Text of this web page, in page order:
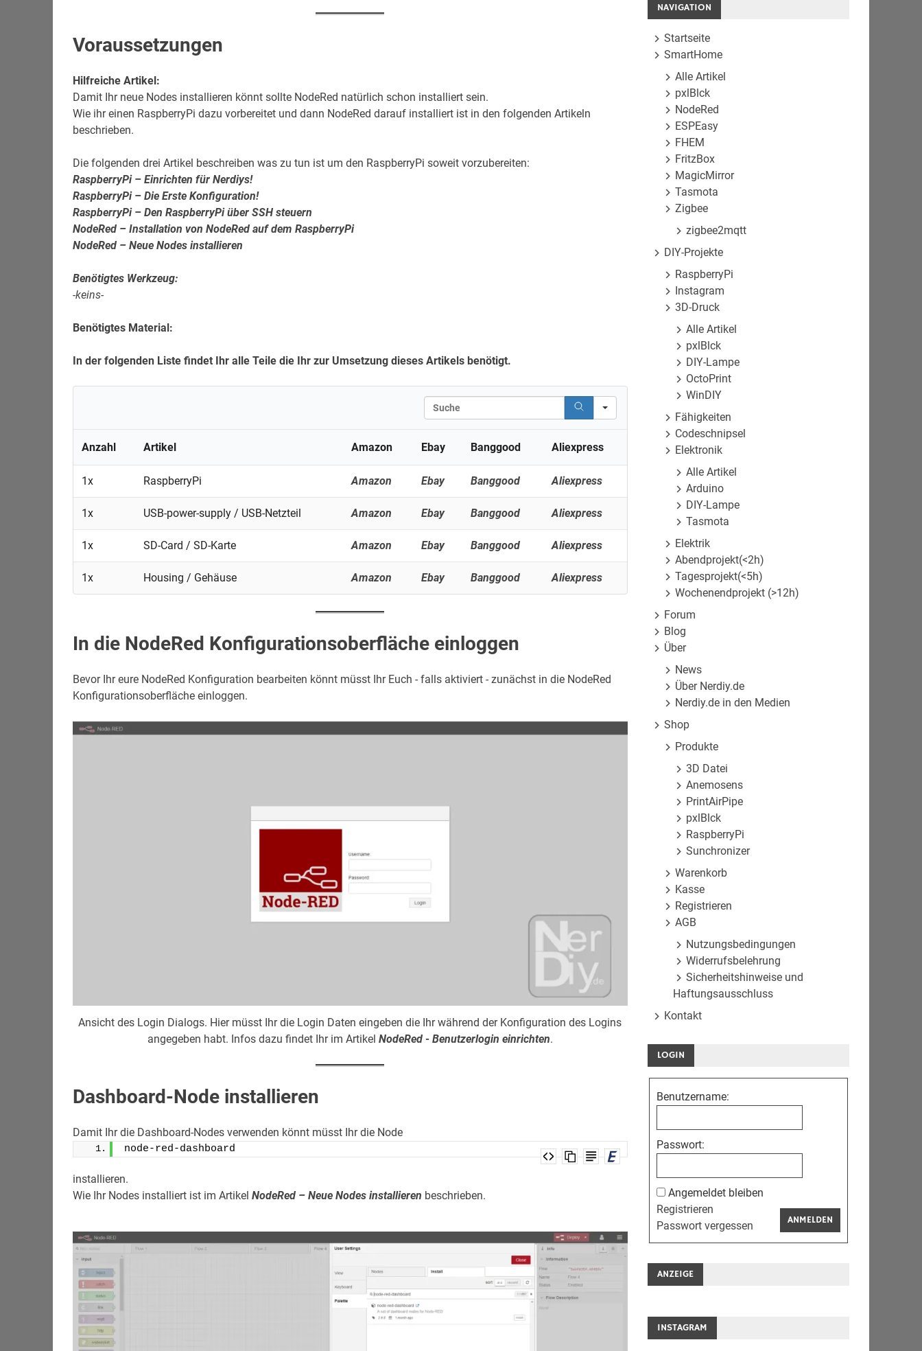
Voraussetzungen
Hilfreiche Artikel:
Damit Ihr neue Nodes installieren könnt sollte NodeRed natürlich schon installiert sein.
Wie ihr einen RaspberryPi dazu vorbereitet und dann NodeRed darauf installiert ist in den folgenden Artikeln
beschrieben.
Die folgenden drei Artikel beschreiben was zu tun ist um den RaspberryPi soweit vorzubereiten:
RaspberryPi – Einrichten für Nerdiys!
RaspberryPi – Die Erste Konfiguration!
RaspberryPi – Den RaspberryPi über SSH steuern
NodeRed – Installation von NodeRed auf dem RaspberryPi
NodeRed – Neue Nodes installieren
Benötigtes Werkzeug:
-keins-
Benötigtes Material:
In der folgenden Liste findet Ihr alle Teile die Ihr zur Umsetzung dieses Artikels benötigt.
Search
Anzahl Artikel Amazon Ebay Banggood Aliexpress
1x RaspberryPi Amazon Ebay Banggood Aliexpress
1x USB-power-supply / USB-Netzteil Amazon Ebay Banggood Aliexpress
1x SD-Card / SD-Karte Amazon Ebay Banggood Aliexpress
1x Housing / Gehäuse Amazon Ebay Banggood Aliexpress
In die NodeRed Konfigurationsoberfläche einloggen
Bevor Ihr eure NodeRed Konfiguration bearbeiten könnt müsst Ihr Euch - falls aktiviert - zunächst in die NodeRed
Konfigurationsoberfläche einloggen.
Ansicht des Login Dialogs. Hier müsst Ihr die Login Daten eingeben die Ihr während der Konfiguration des Logins
angegeben habt. Infos dazu findet Ihr im Artikel NodeRed - Benutzerlogin einrichten.
Dashboard-Node installieren
Damit Ihr die Dashboard-Nodes verwenden könnt müsst Ihr die Node
node-red-dashboard
installieren.
Wie Ihr Nodes installiert ist im Artikel NodeRed – Neue Nodes installieren beschrieben.
NAVIGATION
Startseite
SmartHome
Alle Artikel
pxlBlck
NodeRed
ESPEasy
FHEM
FritzBox
MagicMirror
Tasmota
Zigbee
zigbee2mqtt
DIY-Projekte
RaspberryPi
Instagram
3D-Druck
Alle Artikel
pxlBlck
DIY-Lampe
OctoPrint
WinDIY
Fähigkeiten
Codeschnipsel
Elektronik
Alle Artikel
Arduino
DIY-Lampe
Tasmota
Elektrik
Abendprojekt(<2h)
Tagesprojekt(<5h)
Wochenendprojekt (>12h)
Forum
Blog
Über
News
Über Nerdiy.de
Nerdiy.de in den Medien
Shop
Produkte
3D Datei
Anemosens
PrintAirPipe
pxlBlck
RaspberryPi
Sunchronizer
Warenkorb
Kasse
Registrieren
AGB
Nutzungsbedingungen
Widerrufsbelehrung
Sicherheitshinweise und
Haftungsausschluss
Kontakt
LOGIN
Benutzername:
Passwort:
Angemeldet bleiben
ANMELDEN
Registrieren
Passwort vergessen
ANZEIGE
INSTAGRAM